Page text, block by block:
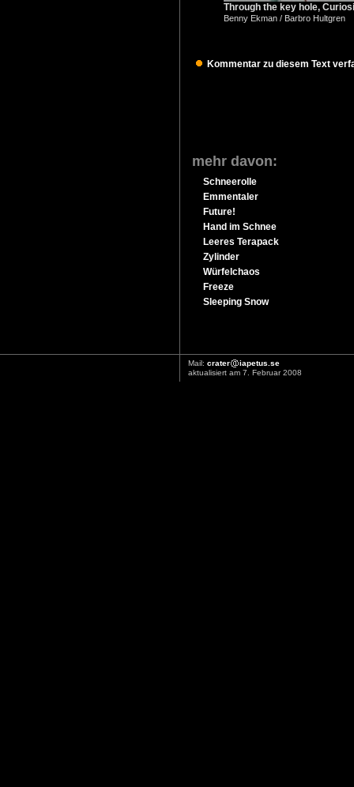
Through the key hole,
Benny Ekman / Barbro Hultgren
Kommentar zu diesem Text
mehr davon:
Schneerolle
Emmentaler
Future!
Hand im Schnee
Leeres Terapack
Zylinder
Würfelchaos
Freeze
Sleeping Snow
Mail: crater
iapetus.se
aktualisiert am 7. Februar 2008